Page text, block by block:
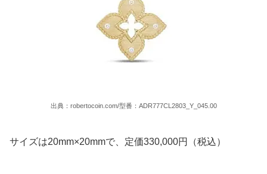
出典：robertocoin.com/型番：ADR777CL2803_Y_045.00
サイズは20mm×20mmで、定価330,000円（税込）